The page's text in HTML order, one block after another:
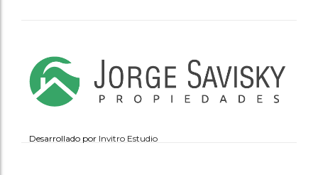
Desarrollado por Invitro Estudio